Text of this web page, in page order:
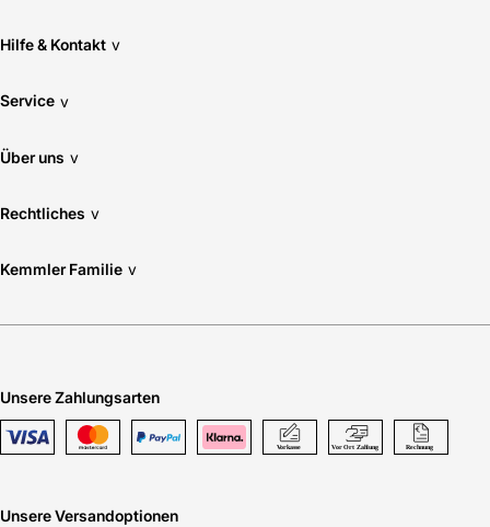
Hilfe & Kontakt v
Service v
Über uns v
Rechtliches v
Kemmler Familie v
Unsere Zahlungsarten
Unsere Versandoptionen